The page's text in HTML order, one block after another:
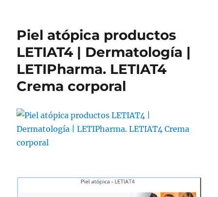
Piel atópica productos
LETIAT4 | Dermatología |
LETIPharma. LETIAT4
Crema corporal